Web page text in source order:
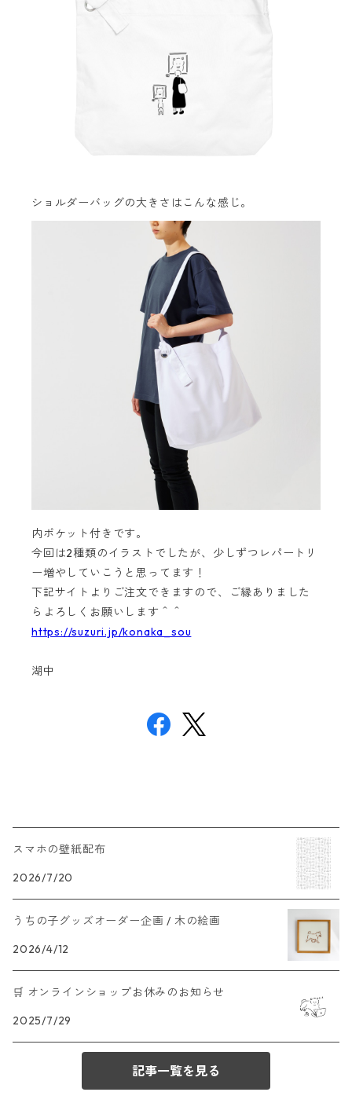
ショルダーバッグの大きさはこんな感じ。
内ポケット付きです。
今回は2種類のイラストでしたが、少しずつレパートリ
ー増やしていこうと思ってます！
下記サイトよりご注文できますので、ご縁ありました
らよろしくお願いします＾＾
https://suzuri.jp/konaka_sou
湖中
スマホの壁紙配布
2026/7/20
うちの子グッズオーダー企画 / 木の絵画
2026/4/12
🛒 オンラインショップお休みのお知らせ
2025/7/29
記事一覧を見る